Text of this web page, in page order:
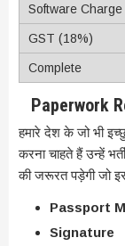
Paperwork
हमारे देश के जो भी
करना चाहते हैं उन्हें
की जरूरत पड़ेगी जो
Passport
Signature